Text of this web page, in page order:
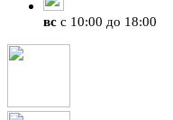
вс с 10:00 до 18:00